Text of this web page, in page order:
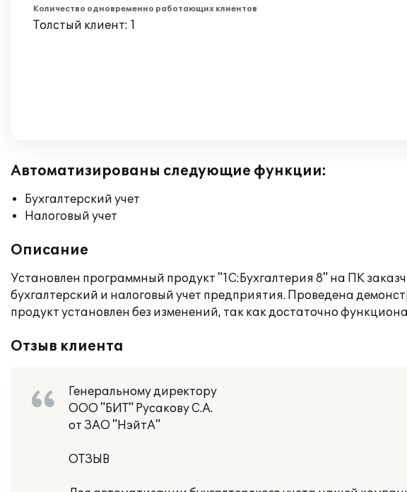
Количество одновременно работающих клиентов
Толстый клиент: 1
Автоматизированы следующие функции:
Бухгалтерский учет
Налоговый учет
Описание
Установлен программный продукт "1С:Бухгалтерия 8" на ПК
бухгалтерский и налоговый учет предприятия. Проведена
продукт установлен без изменений, так как достаточно
Отзыв клиента
Генеральному директору
ООО "БИТ" Русакову С.А.
от ЗАО "НэйтА"
ОТЗЫВ